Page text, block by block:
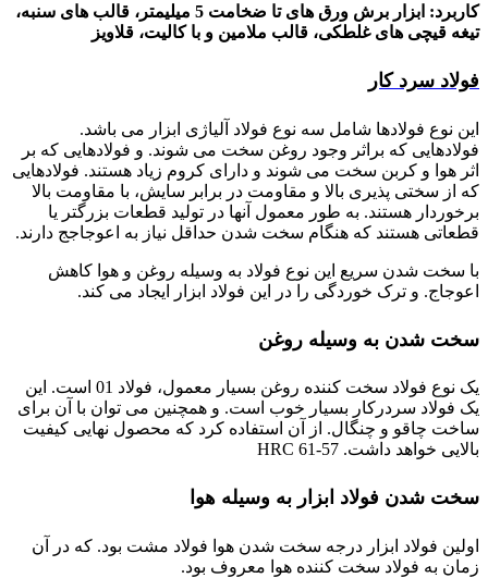
کاربرد: ابزار برش ورق های تا ضخامت 5 میلیمتر، قالب های سنبه،
تیغه قیچی های غلطکی، قالب ملامین و با کالیت، قلاویز
فولاد سرد کار
این نوع فولادها شامل سه نوع فولاد آلیاژی ابزار می باشد.
فولادهایی که براثر وجود روغن سخت می شوند. و فولادهایی که بر
اثر هوا و کربن سخت می شوند و دارای کروم زیاد هستند. فولادهایی
که از سختی پذیری بالا و مقاومت در برابر سایش، با مقاومت بالا
برخوردار هستند. به طور معمول آنها در تولید قطعات بزرگتر یا
قطعاتی هستند که هنگام سخت شدن حداقل نیاز به اعوجاجج دارند.
با سخت شدن سریع این نوع فولاد به وسیله روغن و هوا کاهش
اعوجاج. و ترک خوردگی را در این فولاد ابزار ایجاد می کند.
سخت شدن به وسیله روغن
یک نوع فولاد سخت کننده روغن بسیار معمول، فولاد 01 است. این
یک فولاد سردرکار بسیار خوب است. و همچنین می توان با آن برای
ساخت چاقو و چنگال. از آن استفاده کرد که محصول نهایی کیفیت
بالایی خواهد داشت. HRC 61-57
سخت شدن فولاد ابزار به وسیله هوا
اولین فولاد ابزار درجه سخت شدن هوا فولاد مشت بود. که در آن
زمان به فولاد سخت کننده هوا معروف بود.